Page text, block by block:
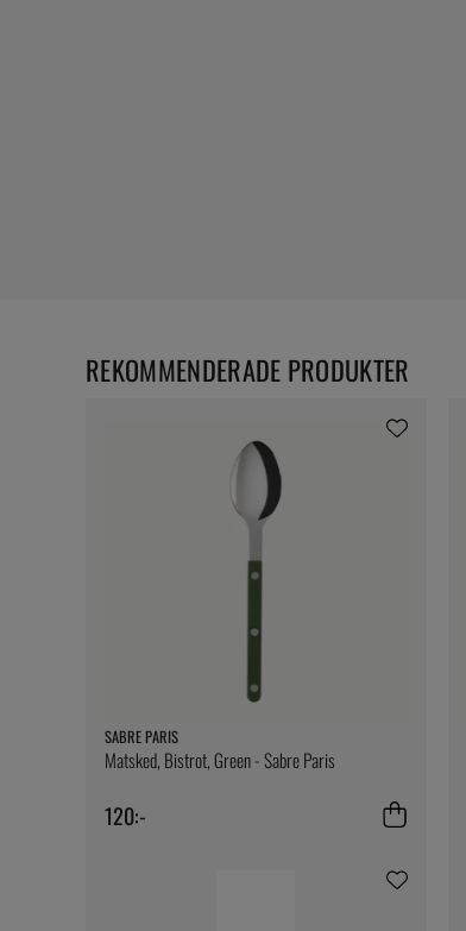
SABRE PARIS
Matsked, Bistrot, Green - Sabre Paris
120:-
REKOMMENDERADE PRODUKTER